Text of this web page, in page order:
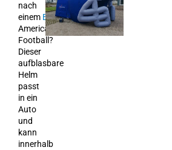
nach
einem Einlauftunnelfür
American
Football?
Dieser
aufblasbare
Helm
passt
in ein
Auto
und
kann
innerhalb